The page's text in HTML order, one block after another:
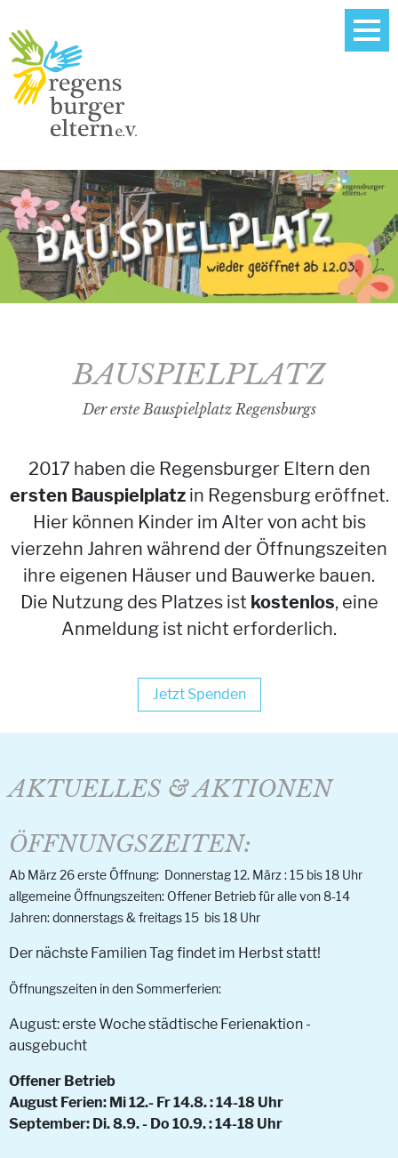
BAUSPIELPLATZ
Der erste Bauspielplatz Regensburgs
2017 haben die Regensburger Eltern den
ersten Bauspielplatzin Regensburg eröffnet.
Hier können Kinder im Alter von acht bis
vierzehn Jahren während der Öffnungszeiten
ihre eigenen Häuser und Bauwerke bauen.
Die Nutzung des Platzes ist kostenlos, eine
Anmeldung ist nicht erforderlich.
Jetzt Spenden
AKTUELLES & AKTIONEN
ÖFFNUNGSZEITEN:
Ab März 26erste Öffnung: Donnerstag 12. März : 15 bis 18 Uhr
allgemeine Öffnungszeiten: Offener Betrieb für alle von 8-14
Jahren: donnerstags & freitags 15 bis 18 Uhr
Der nächste Familien Tag findet im Herbst statt!
Öffnungszeiten in den Sommerferien:
August: erste Woche städtische Ferienaktion -
ausgebucht
Offener Betrieb
August Ferien: Mi 12.- Fr 14.8. : 14-18 Uhr
September: Di. 8.9. - Do 10.9. : 14-18 Uhr